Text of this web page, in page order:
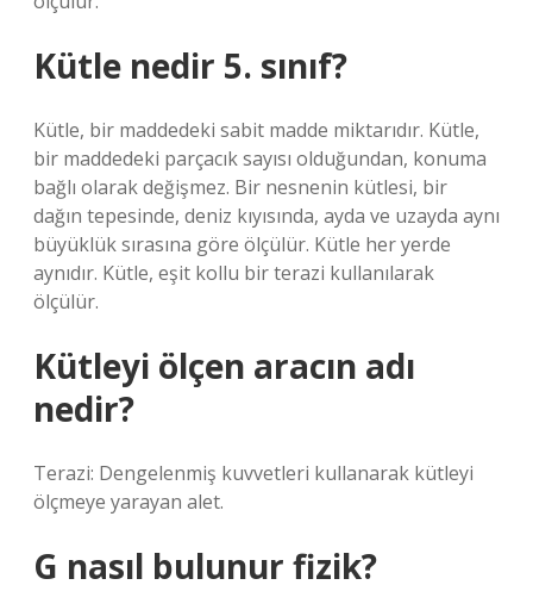
Kütle nedir 5. sınıf?
Kütle, bir maddedeki sabit madde miktarıdır. Kütle,
bir maddedeki parçacık sayısı olduğundan, konuma
bağlı olarak değişmez. Bir nesnenin kütlesi, bir
dağın tepesinde, deniz kıyısında, ayda ve uzayda aynı
büyüklük sırasına göre ölçülür. Kütle her yerde
aynıdır. Kütle, eşit kollu bir terazi kullanılarak
ölçülür.
Kütleyi ölçen aracın adı
nedir?
Terazi: Dengelenmiş kuvvetleri kullanarak kütleyi
ölçmeye yarayan alet.
G nasıl bulunur fizik?